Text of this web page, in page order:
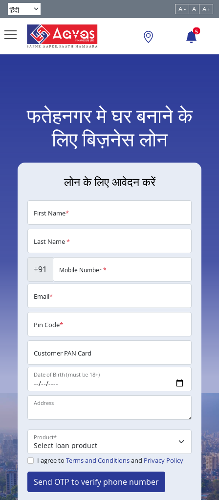
A - A A+
5
फतेहनगर मे घर बनाने के
लिए बिज़नेस लोन
लोन के लिए आवेदन करें
First Name*
Last Name*
+91 Mobile Number*
Email*
Pin Code*
Customer PAN Card
Date of Birth (must be 18+)
Address
Product*
I agree to Terms and Conditionsand Privacy Policy
Send OTP to verify phone number